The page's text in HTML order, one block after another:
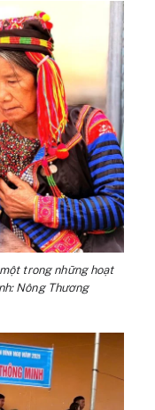
trong những hoạt
Nông Thương